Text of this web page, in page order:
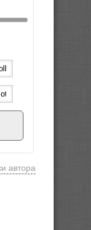
автора